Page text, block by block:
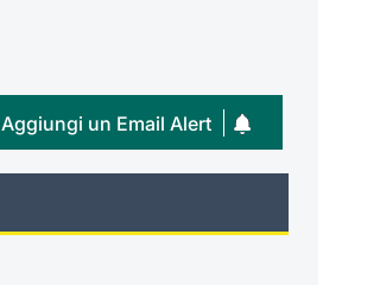
Aggiungi un Email Alert